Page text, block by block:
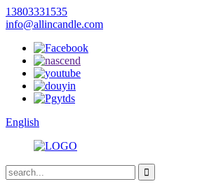
13803331535
info@allincandle.com
English